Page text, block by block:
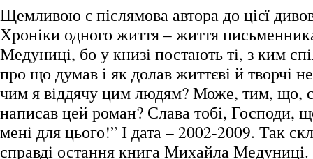
Щемливою є післямова автора до цієї
Хроніки одного життя – життя
Медуниці, бо у книзі постають ті, з ким
про що думав і як долав життєві й творчі
чим я віддячу цим людям? Може, тим, що,
написав цей роман? Слава тобі, Господи,
мені для цього!” І дата – 2002-2009. Так
справді остання книга Михайла